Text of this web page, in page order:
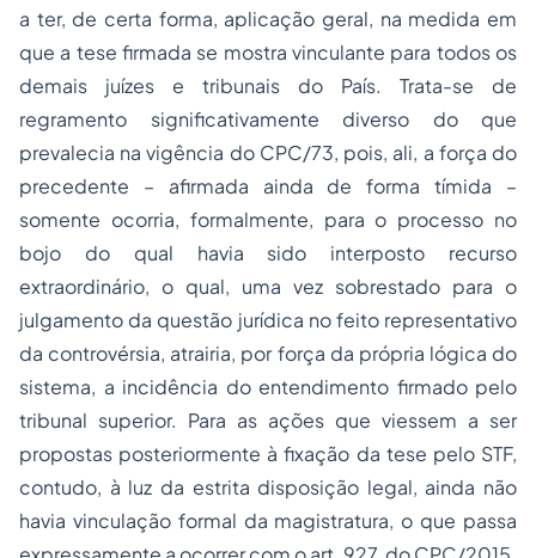
a ter, de certa forma, aplicação geral, na medida em
que a tese firmada se mostra vinculante para todos os
demais juízes e tribunais do País. Trata-se de
regramento significativamente diverso do que
prevalecia na vigência do CPC/73, pois, ali, a força do
precedente – afirmada ainda de forma tímida –
somente ocorria, formalmente, para o processo no
bojo do qual havia sido interposto recurso
extraordinário, o qual, uma vez sobrestado para o
julgamento da questão jurídica no feito representativo
da controvérsia, atrairia, por força da própria lógica do
sistema, a incidência do entendimento firmado pelo
tribunal superior. Para as ações que viessem a ser
propostas posteriormente à fixação da tese pelo STF,
contudo, à luz da estrita disposição legal, ainda não
havia vinculação formal da magistratura, o que passa